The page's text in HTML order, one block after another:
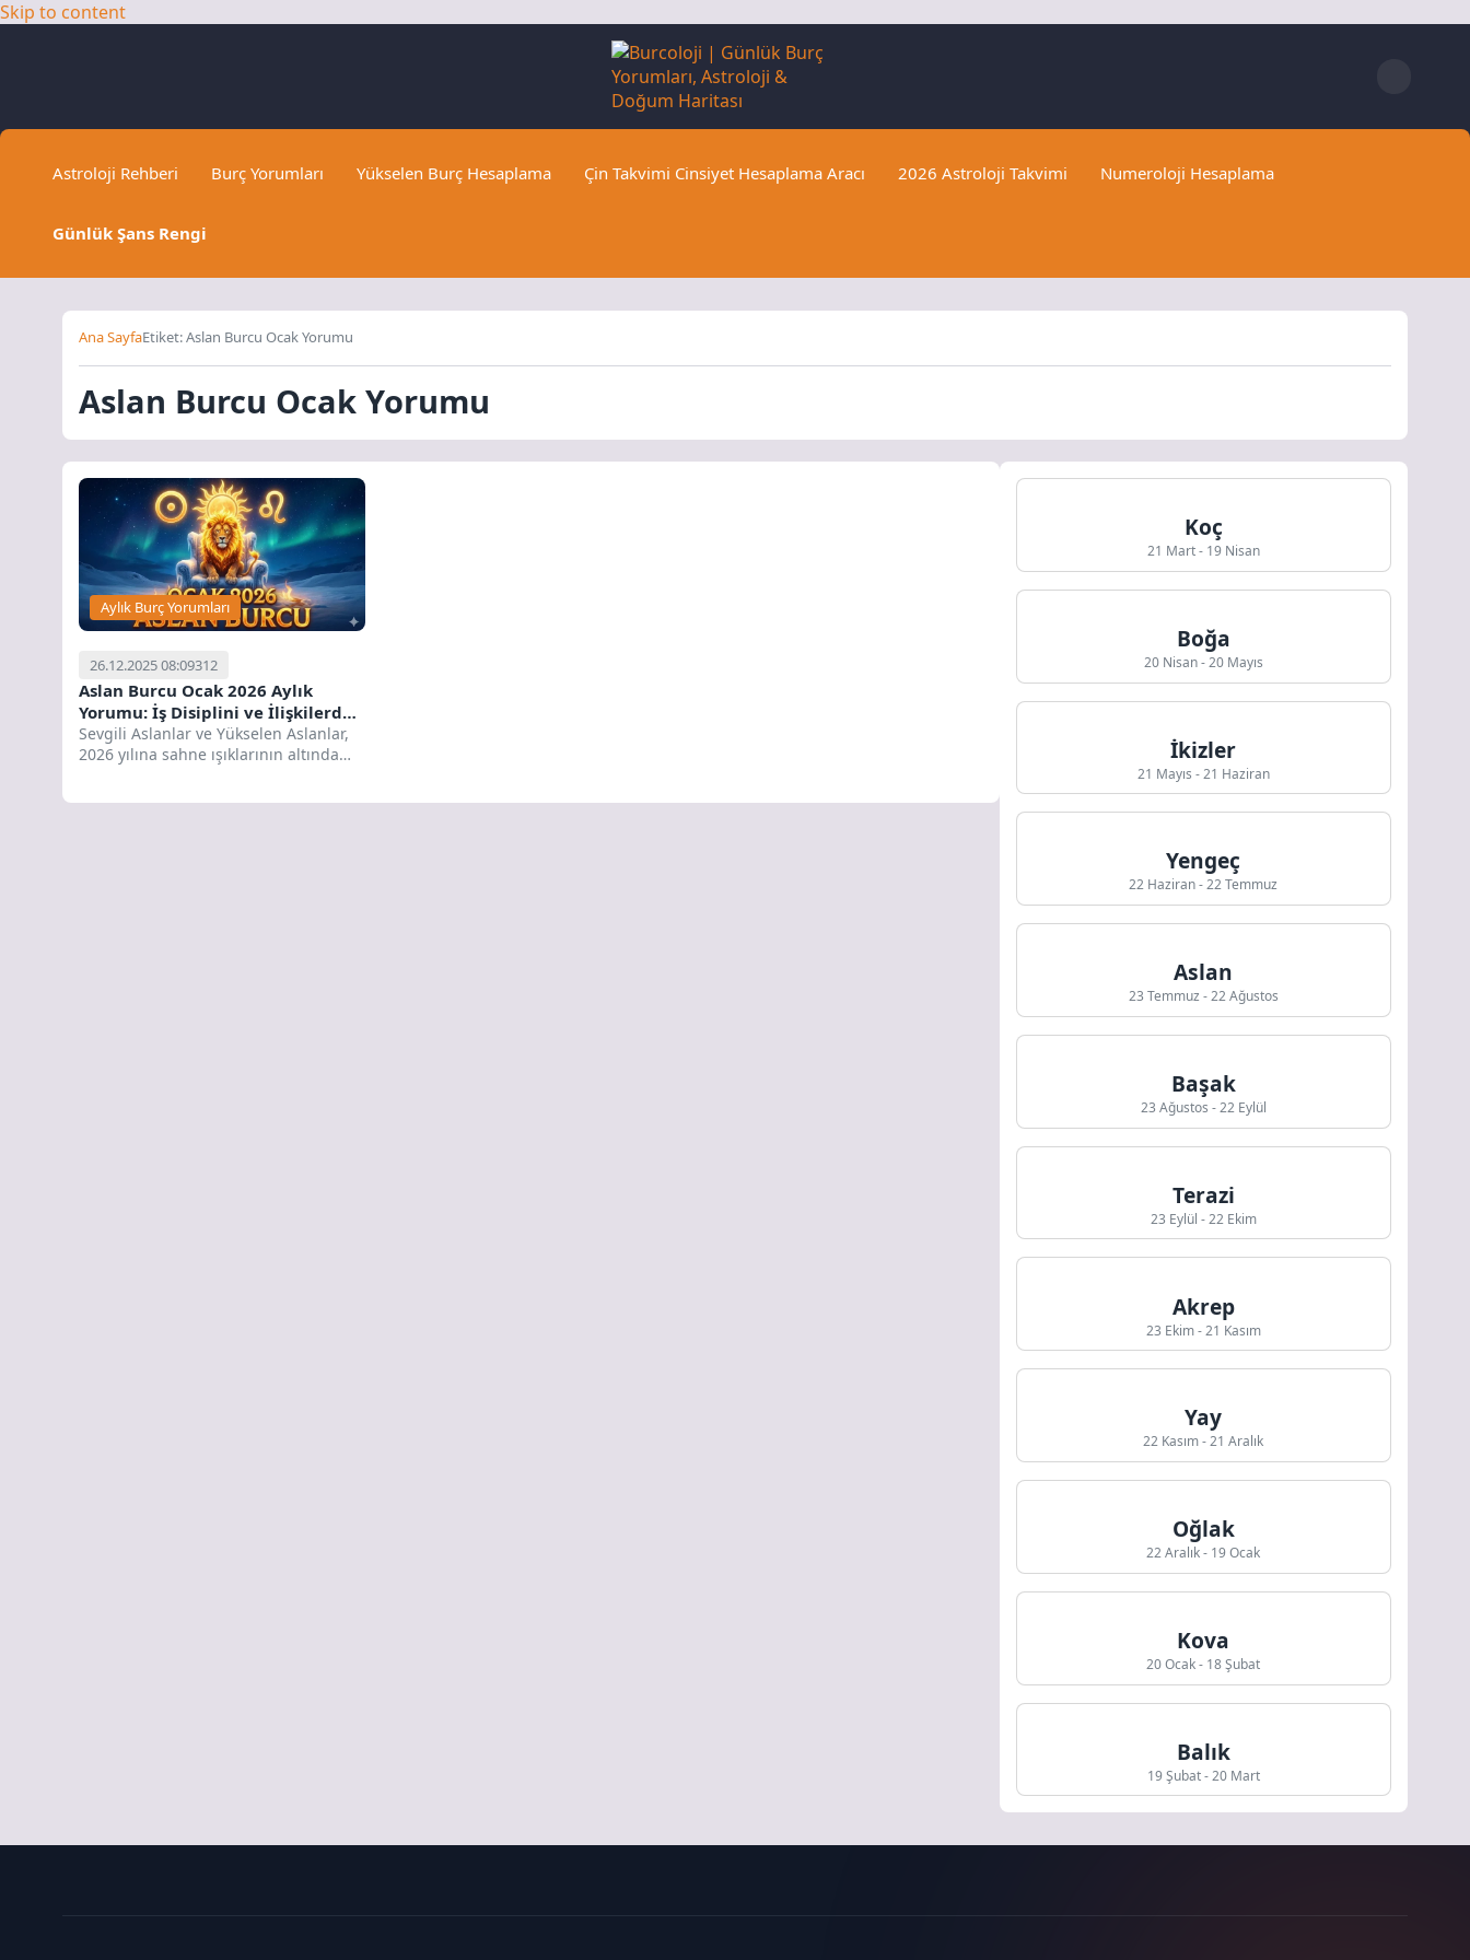
Skip to content
Astroloji Rehberi Burç Yorumları Yükselen Burç Hesaplama Çin Takvimi Cinsiyet Hesaplama Aracı 2026 Astroloji Takvimi Numeroloji Hesaplama
Günlük Şans Rengi
Ana SayfaEtiket: Aslan Burcu Ocak Yorumu
Aslan Burcu Ocak Yorumu
Aylık Burç Yorumları
26.12.2025 08:09312
Aslan Burcu Ocak 2026 Aylık
Yorumu: İş Disiplini ve İlişkilerde
Kadersel Dönüşüm
Sevgili Aslanlar ve Yükselen Aslanlar,
2026 yılına sahne ışıklarının altında
Koç
21 Mart - 19 Nisan
Boğa
20 Nisan - 20 Mayıs
İkizler
21 Mayıs - 21 Haziran
Yengeç
22 Haziran - 22 Temmuz
Aslan
23 Temmuz - 22 Ağustos
Başak
23 Ağustos - 22 Eylül
Terazi
23 Eylül - 22 Ekim
Akrep
23 Ekim - 21 Kasım
Yay
22 Kasım - 21 Aralık
Oğlak
22 Aralık - 19 Ocak
Kova
20 Ocak - 18 Şubat
Balık
19 Şubat - 20 Mart